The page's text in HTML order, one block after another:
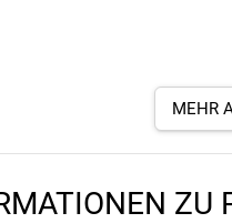
während der Fahrt
effektiv kühlt
MEHR
ZU